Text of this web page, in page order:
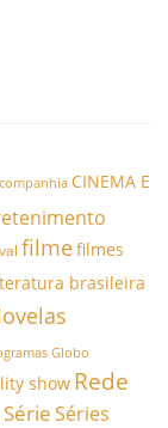
CINEMA E
filmefilmes
brasileira
Globo
show Rede
SérieSéries